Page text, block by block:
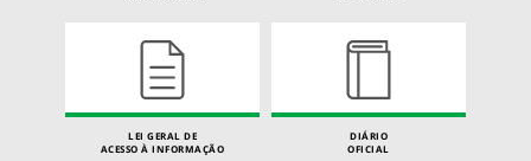
LEI GERAL DE
ACESSO À INFORMAÇÃO
DIÁRIO
OFICIAL